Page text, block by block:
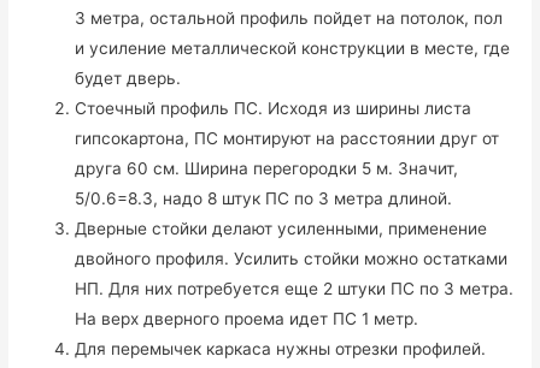
3 метра, остальной профиль пойдет на потолок, пол
и усиление металлической конструкции в месте, где
будет дверь.
Стоечный профиль ПС. Исходя из ширины листа
гипсокартона, ПС монтируют на расстоянии друг от
друга 60 см. Ширина перегородки 5 м. Значит,
5/0.6=8.3, надо 8 штук ПС по 3 метра длиной.
Дверные стойки делают усиленными, применение
двойного профиля. Усилить стойки можно остатками
НП. Для них потребуется еще 2 штуки ПС по 3 метра.
На верх дверного проема идет ПС 1 метр.
Для перемычек каркаса нужны отрезки профилей.